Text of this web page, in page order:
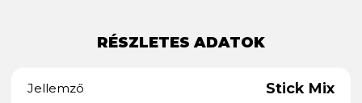
RÉSZLETES ADATOK
Jellemző Stick Mix